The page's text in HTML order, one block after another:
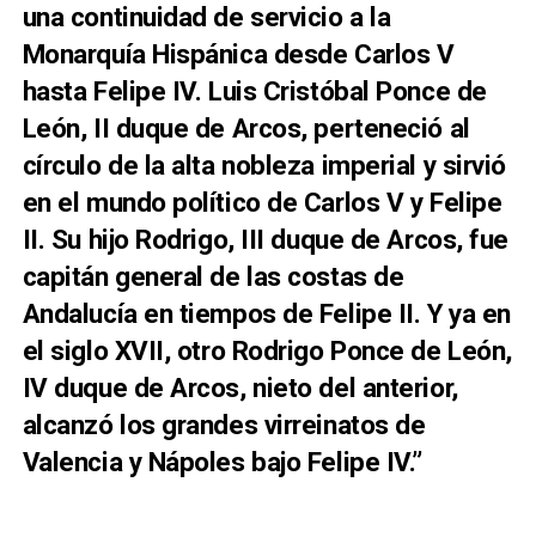
una continuidad de servicio a la
Monarquía Hispánica desde Carlos V
hasta Felipe IV. Luis Cristóbal Ponce de
León, II duque de Arcos, perteneció al
círculo de la alta nobleza imperial y sirvió
en el mundo político de Carlos V y Felipe
II. Su hijo Rodrigo, III duque de Arcos, fue
capitán general de las costas de
Andalucía en tiempos de Felipe II. Y ya en
el siglo XVII, otro Rodrigo Ponce de León,
IV duque de Arcos, nieto del anterior,
alcanzó los grandes virreinatos de
Valencia y Nápoles bajo Felipe IV.”